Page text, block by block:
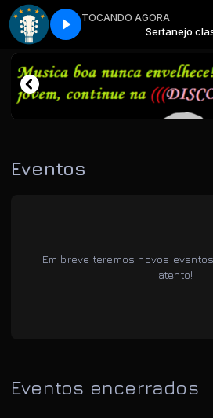
TOCANDO AGORA
- Parte 3 Sertanejo
com RADIO MIX AUTO PLAYERTA NA MIX,
Eventos
Em breve teremos novos
atento!
Eventos encerrados